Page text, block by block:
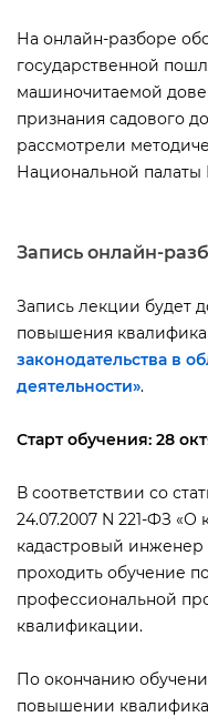
На онлайн-разборе
осударственной
машиночитаемой
признания садового
рассмотрели
Национальной
Запись онлайн-
Запись лекции будет
повышения
законодательства в
деятельности».
Старт обучения: 28
соответствии со
24.07.2007 N 221-ФЗ «О
кадастровый инженер
проходить обучение
профессиональной
квалификации.
По окончанию
повышении